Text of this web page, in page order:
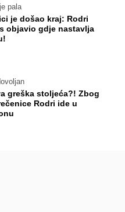
pala
je došao kraj: Rodri
objavio gdje nastavlja
greška stoljeća?! Zbog
Rodri ide u